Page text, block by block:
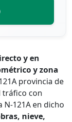
y en
y zona
provincia de
tráfico con
121A en dicho
nieve,